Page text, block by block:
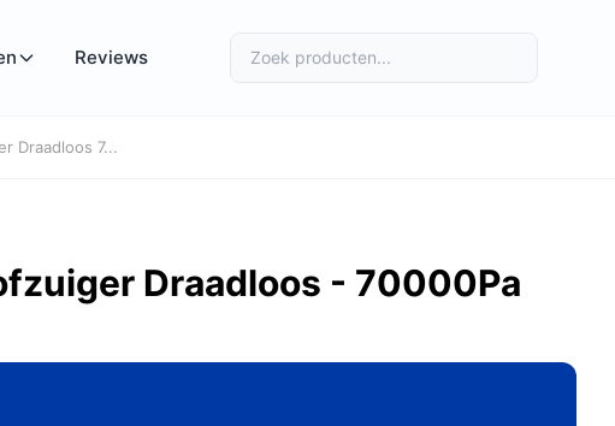
Reviews
Draadloos 7...
Draadloos - 70000Pa